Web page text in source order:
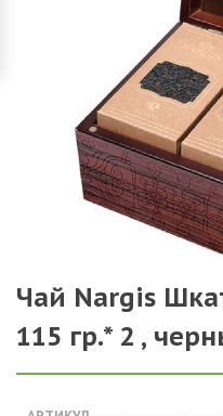
Чай Nargis
115 гр.* 2 ,